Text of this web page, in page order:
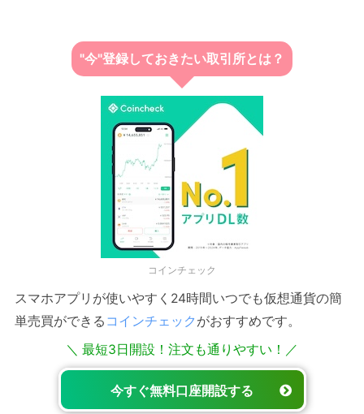
"今"登録しておきたい取引所とは？
コインチェック
スマホアプリが使いやすく24時間いつでも仮想通貨の簡
単売買ができる コインチェック がおすすめです。
＼ 最短3日開設！注文も通りやすい！／
今すぐ無料口座開設する